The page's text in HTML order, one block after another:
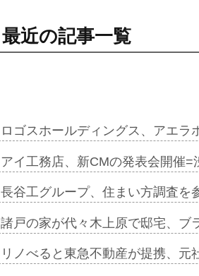
最近の記事一覧
ロゴスホールディングス、アエ
アイ工務店、新CMの発表会開催
長谷工グループ、住まい方調査
諸戸の家が代々木上原で邸宅、
リノべると東急不動産が提携、